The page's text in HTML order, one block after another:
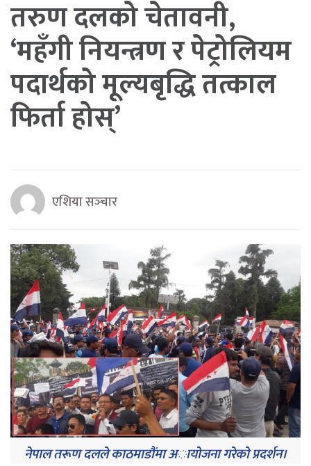
तरुण दलको चेतावनी,
‘महँगी नियन्त्रण र पेट्रोलियम
पदार्थको मूल्यबृद्धि तत्काल
फिर्ता होस्’
एशिया सञ्‍चार
नेपाल तरूण दलले काठमाडाैंमा अायोजना गरेको प्रदर्शन।